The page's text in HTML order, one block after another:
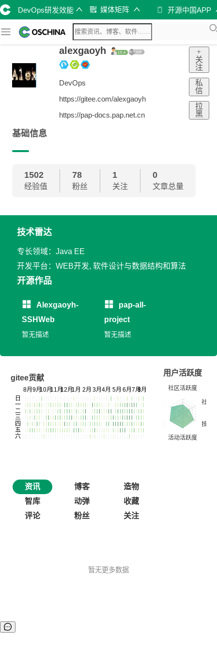
DevOps研发效能 媒体矩阵 开源中国APP
alexgaoyh
DevOps
https://gitee.com/alexgaoyh
https://pap-docs.pap.net.cn
+
关
注
私
信
拉
黑
基础信息
1502
经验值
78
粉丝
1
关注
0
文章总量
技术雷达
专长领域：Java EE
开发平台：WEB开发, 软件设计与数据结构和算法
开源作品
Alexgaoyh-
SSHWeb
暂无描述
pap-all-
project
暂无描述
gitee贡献
用户活跃度
资讯 博客
造物
智库
动弹
收藏
评论
粉丝 关注
暂无更多数据